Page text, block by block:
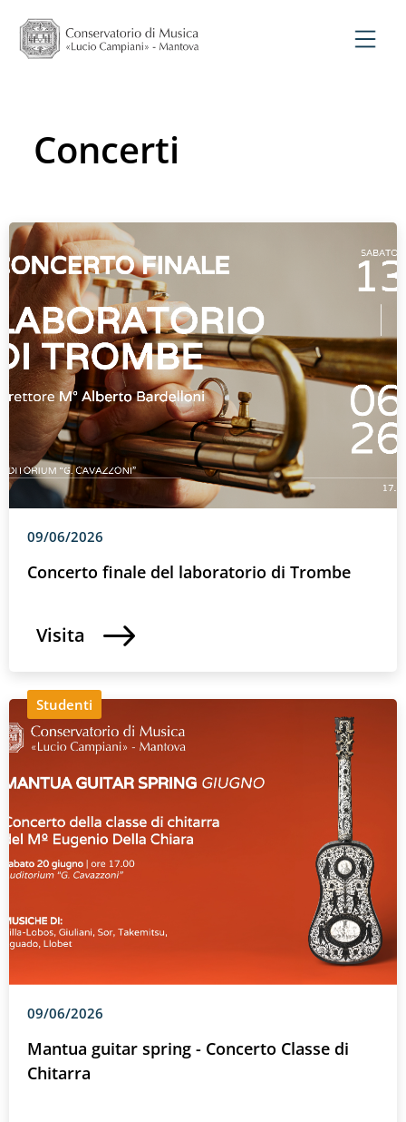
Concerti
09/06/2026
Concerto finale del laboratorio di Trombe
Visita
Studenti
09/06/2026
Mantua guitar spring - Concerto Classe di
Chitarra